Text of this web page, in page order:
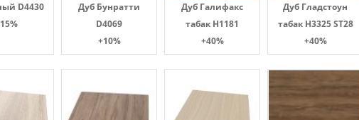
D4430
Дуб Бунратти
D4069
+10%
Дуб Галифакс
табак Н1181
+40%
Дуб Гладстоун
табак H3325 ST28
+40%